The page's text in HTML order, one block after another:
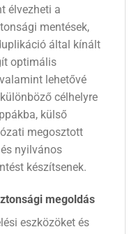
élvezheti a
mentések,
által kínált
optimális
lehetővé
célhelyre
külső
megosztott
nyilvános
készítsenek.
megoldás
eszközöket és